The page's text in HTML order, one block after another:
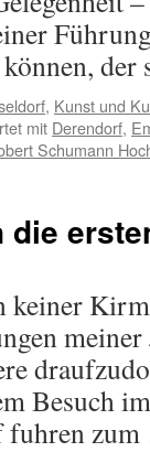
können,
, Kunst und
mit Derendorf,
Schumann
Besuch
fuhren